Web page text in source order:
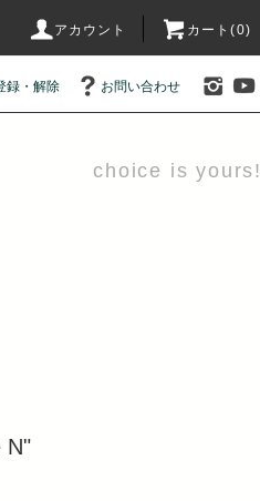
アカウント カート(0)
録・解除 お問い合わせ
choice is yours!
N"